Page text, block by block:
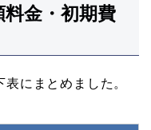
金・初期費
にまとめました。